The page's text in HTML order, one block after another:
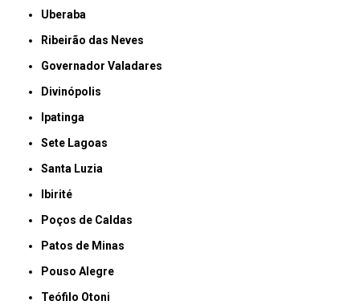
Uberaba
Ribeirão das Neves
Governador Valadares
Divinópolis
Ipatinga
Sete Lagoas
Santa Luzia
Ibirité
Poços de Caldas
Patos de Minas
Pouso Alegre
Teófilo Otoni